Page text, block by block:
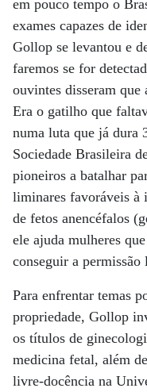
em pouco tempo o
exames capazes de
Gollop se levantou e
faremos se for
ouvintes disseram que
Era o gatilho que
numa luta que já dura
Sociedade Brasileira
pioneiros a batalhar
liminares favoráveis à
de fetos anencéfalos
ele ajuda mulheres
conseguir a permissão
Para enfrentar temas
propriedade, Gollop
os títulos de
medicina fetal, além
livre-docência na